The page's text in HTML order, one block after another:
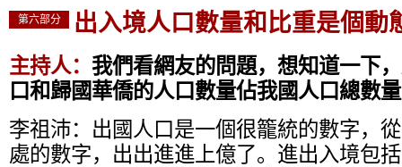
第六部分 出入境人口數量和比重是個動
主持人： 我們看網友的問題，想知道一下
口和歸國華僑的人口數量佔我國人口總數
李祖沛： 出國人口是一個很籠統的數字，
處的數字，出出進進上億了。進出入境包